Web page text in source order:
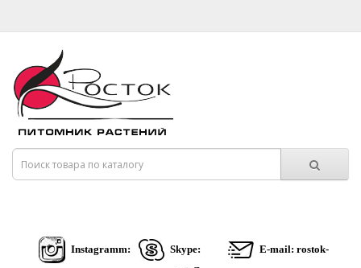
Instagramm: Skype: E-mail: rostok-